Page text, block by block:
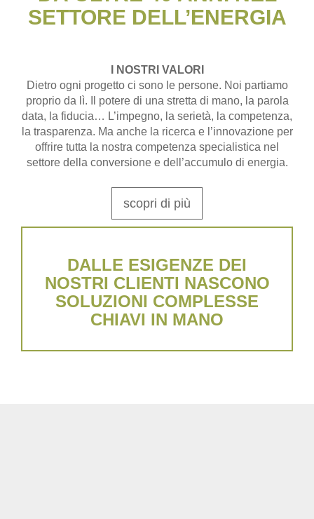
SETTORE DELL’ENERGIA
I NOSTRI VALORI
Dietro ogni progetto ci sono le persone. Noi partiamo
proprio da lì. Il potere di una stretta di mano, la parola
data, la fiducia… L’impegno, la serietà, la competenza,
la trasparenza. Ma anche la ricerca e l’innovazione per
offrire tutta la nostra competenza specialistica nel
settore della conversione e dell’accumulo di energia.
scopri di più
DALLE ESIGENZE DEI
NOSTRI CLIENTI NASCONO
SOLUZIONI COMPLESSE
CHIAVI IN MANO